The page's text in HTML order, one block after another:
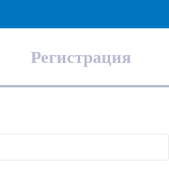
Регистрация